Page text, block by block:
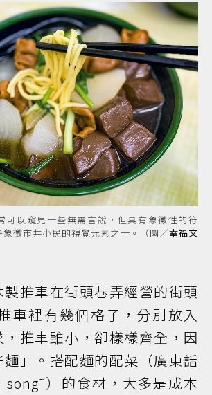
可以窺見一些無需言說，但具有象徵性的符
徵市井小民的視覺元素之一。（圖／幸福文
推車在街頭巷弄經營的街頭
車裡有幾個格子，分別放入
推車雖小，卻樣樣齊全，因
麵」。搭配麵的配菜（廣東話
song˜）的食材，大多是成本